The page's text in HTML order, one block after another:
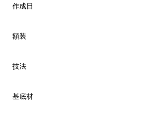
作成日
額装
技法
基底材